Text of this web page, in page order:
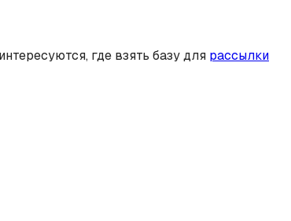
где взять базу для рассылки